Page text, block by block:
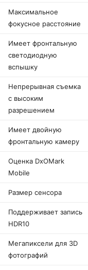
Максимальное
фокусное расстояние
Имеет фронтальную
светодиодную
вспышку
Непрерывная съемка
с высоким
разрешением
Имеет двойную
фронтальную камеру
Оценка DxOMark
Mobile
Размер сенсора
Поддерживает запись
HDR10
Мегапиксели для 3D
фотографий